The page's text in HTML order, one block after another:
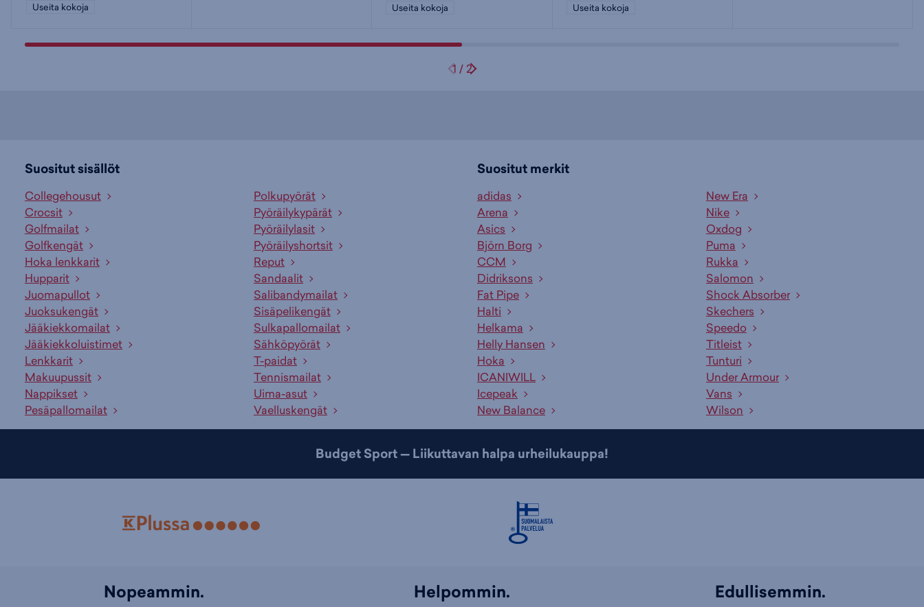
Useita kokoja Useita kokoja Useita kokoja
1 / 2
Suositut sisällöt
Collegehousut
Crocsit
Golfmailat
Golfkengät
Hoka lenkkarit
Hupparit
Juomapullot
Juoksukengät
Jääkiekkomailat
Jääkiekkoluistimet
Lenkkarit
Makuupussit
Nappikset
Pesäpallomailat
Polkupyörät
Pyöräilykypärät
Pyöräilylasit
Pyöräilyshortsit
Reput
Sandaalit
Salibandymailat
Sisäpelikengät
Sulkapallomailat
Sähköpyörät
T-paidat
Tennismailat
Uima-asut
Vaelluskengät
Suositut merkit
adidas
Arena
Asics
Björn Borg
CCM
Didriksons
Fat Pipe
Halti
Helkama
Helly Hansen
Hoka
ICANIWILL
Icepeak
New Balance
New Era
Nike
Oxdog
Puma
Rukka
Salomon
Shock Absorber
Skechers
Speedo
Titleist
Tunturi
Under Armour
Vans
Wilson
Budget Sport — Liikuttavan halpa urheilukauppa!
Nopeammin. Helpommin. Edullisemmin.